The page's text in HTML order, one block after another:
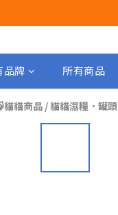
品牌 所有商品
貓貓商品 /貓貓濕糧．罐頭